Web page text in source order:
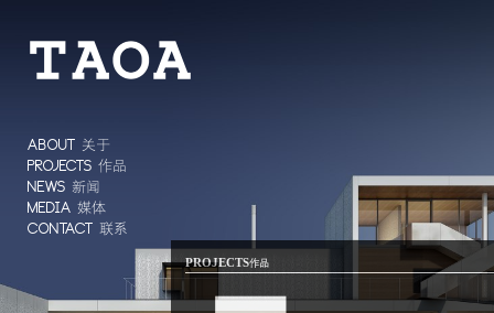
ABOUT 关于
PROJECTS 作品
NEWS 新闻
MEDIA 媒体
CONTACT 联系
PROJECTS作品